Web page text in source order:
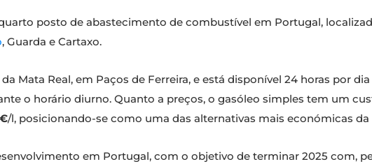
posto de abastecimento de combustível em Portugal,
, Guarda e Cartaxo.
Mata Real, em Paços de Ferreira, e está disponível 24 horas por
o horário diurno. Quanto a preços, o gasóleo simples tem um
/l, posicionando-se como uma das alternativas mais económicas da
em Portugal, com o objetivo de terminar 2025 com,